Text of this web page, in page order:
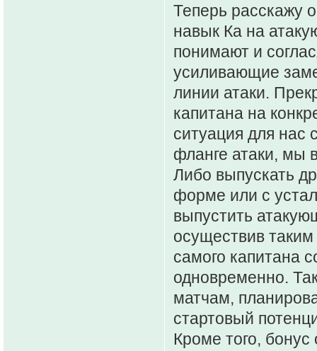
Теперь расскажу
навык Ка на
понимают и
усиливающие
линии атаки.
капитана на
ситуация для нас
фланге атаки, мы
Либо выпускать
форме или с
выпустить
осуществив
самого капитана
одновременно.
матчам,
стартовый
Кроме того,